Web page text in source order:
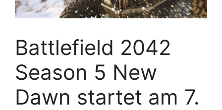
Battlefield 2042
Season 5 New
Dawn startet am 7.